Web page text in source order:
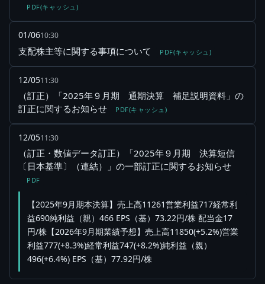
PDF(キャッシュ)
01/0610:30
支配株主等に関する事項について PDF(キャッシュ)
12/0511:30
（訂正）「2025年９月期 通期決算 補足説明資料」の
訂正に関するお知らせ
PDF(キャッシュ)
12/0511:30
（訂正・数値データ訂正）「2025年９月期 決算短信
〔日本基準〕（連結）」の一部訂正に関するお知らせ
PDF
【2025年9月期本決算】売上高11261営業利益717経常利
益690純利益（親）466 EPS（基）73.22円/株 配当金17
円/株【2026年9月期業績予想】売上高11850(+5.2%)営業
利益777(+8.3%)経常利益747(+8.2%)純利益（親）
496(+6.4%) EPS（基）77.92円/株